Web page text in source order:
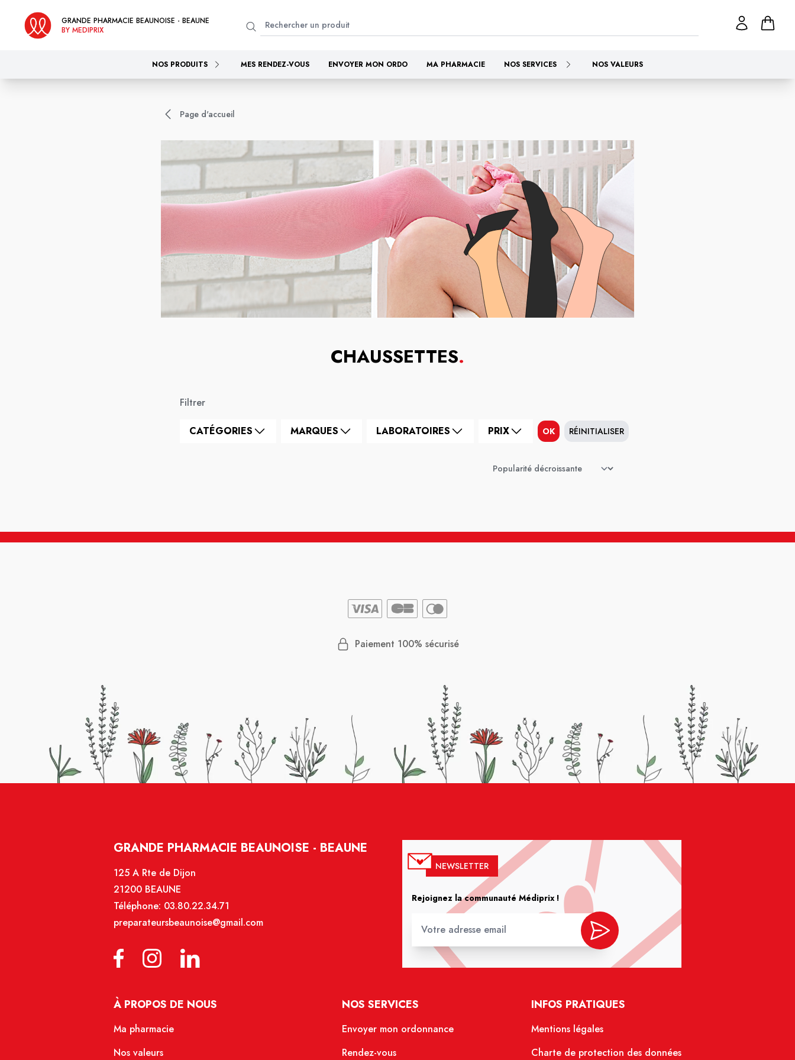
GRANDE PHARMACIE BEAUNOISE - BEAUNE
BY MEDIPRIX
NOS PRODUITS MES RENDEZ-VOUS ENVOYER MON ORDO MA PHARMACIE NOS SERVICES NOS VALEURS
Page d'accueil
CHAUSSETTES.
Filtrer
CATÉGORIES MARQUES LABORATOIRES PRIX OK RÉINITIALISER
Paiement 100% sécurisé
GRANDE PHARMACIE BEAUNOISE - BEAUNE
125 A Rte de Dijon
21200 BEAUNE
Téléphone: 03.80.22.34.71
preparateursbeaunoise@gmail.com
NEWSLETTER
Rejoignez la communauté Médiprix !
À PROPOS DE NOUS
Ma pharmacie
Nos valeurs
NOS SERVICES
Envoyer mon ordonnance
Rendez-vous
INFOS PRATIQUES
Mentions légales
Charte de protection des données